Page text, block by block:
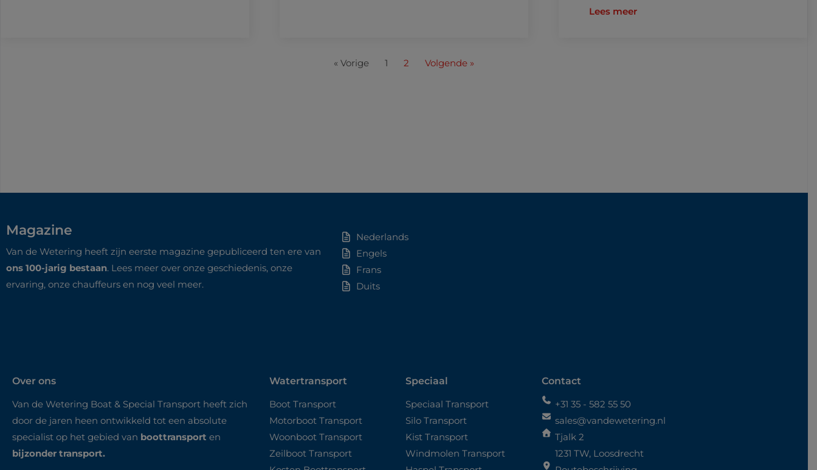
Lees meer
« Vorige 1 2 Volgende »
Magazine
Van de Wetering heeft zijn eerste magazine gepubliceerd ten ere van
ons 100-jarig bestaan. Lees meer over onze geschiedenis, onze
ervaring, onze chauffeurs en nog veel meer.
Nederlands
Engels
Frans
Duits
Over ons
Van de Wetering Boat & Special Transport heeft zich
door de jaren heen ontwikkeld tot een absolute
specialist op het gebied van boottransport en
bijzonder transport.
Watertransport
Boot Transport
Motorboot Transport
Woonboot Transport
Zeilboot Transport
Speciaal
Speciaal Transport
Silo Transport
Kist Transport
Windmolen Transport
Contact
+31 35 - 582 55 50
sales@vandewetering.nl
Tjalk 2
1231 TW, Loosdrecht